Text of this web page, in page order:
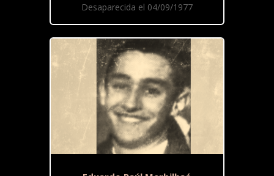
Desaparecida el 04/09/1977